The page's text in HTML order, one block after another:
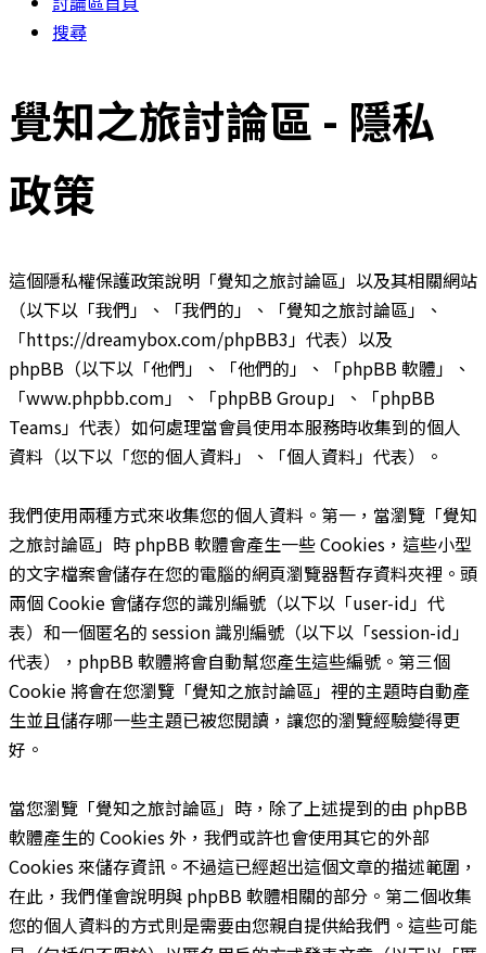
搜尋
覺知之旅討論區 - 隱私
政策
這個隱私權保護政策說明「覺知之旅討論區」以及其相關網站
（以下以「我們」、「我們的」、「覺知之旅討論區」、
「https://dreamybox.com/phpBB3」代表）以及
phpBB（以下以「他們」、「他們的」、「phpBB 軟體」、
「www.phpbb.com」、「phpBB Group」、「phpBB
Teams」代表）如何處理當會員使用本服務時收集到的個人
資料（以下以「您的個人資料」、「個人資料」代表）。
我們使用兩種方式來收集您的個人資料。第一，當瀏覽「覺知
之旅討論區」時 phpBB 軟體會產生一些 Cookies，這些小型
的文字檔案會儲存在您的電腦的網頁瀏覽器暫存資料夾裡。頭
兩個 Cookie 會儲存您的識別編號（以下以「user-id」代
表）和一個匿名的 session 識別編號（以下以「session-id」
代表），phpBB 軟體將會自動幫您產生這些編號。第三個
Cookie 將會在您瀏覽「覺知之旅討論區」裡的主題時自動產
生並且儲存哪一些主題已被您閱讀，讓您的瀏覽經驗變得更
好。
當您瀏覽「覺知之旅討論區」時，除了上述提到的由 phpBB
軟體產生的 Cookies 外，我們或許也會使用其它的外部
Cookies 來儲存資訊。不過這已經超出這個文章的描述範圍，
在此，我們僅會說明與 phpBB 軟體相關的部分。第二個收集
您的個人資料的方式則是需要由您親自提供給我們。這些可能